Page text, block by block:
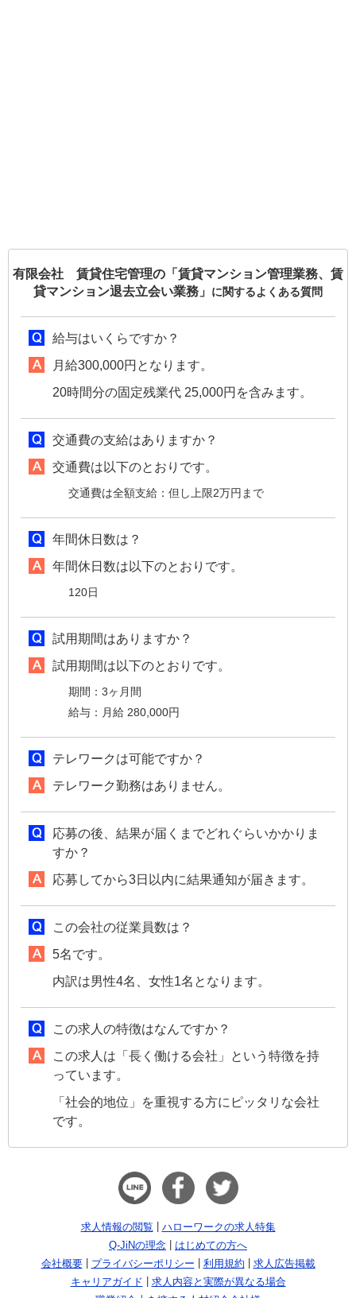
有限会社 賃貸住宅管理の「賃貸マンション管理業務、賃
貸マンション退去立会い業務」 に関するよくある質問
給与はいくらですか？
月給300,000円となります。
20時間分の固定残業代 25,000円を含みます。
交通費の支給はありますか？
交通費は以下のとおりです。
交通費は全額支給：但し上限2万円まで
年間休日数は？
年間休日数は以下のとおりです。
120日
試用期間はありますか？
試用期間は以下のとおりです。
期間：3ヶ月間
給与：月給 280,000円
テレワークは可能ですか？
テレワーク勤務はありません。
応募の後、結果が届くまでどれぐらいかかりま
すか？
応募してから3日以内に結果通知が届きます。
この会社の従業員数は？
5名です。
内訳は男性4名、女性1名となります。
この求人の特徴はなんですか？
この求人は「長く働ける会社」という特徴を持
っています。
「社会的地位」を重視する方にピッタリな会社
です。
求人情報の閲覧
ハローワークの求人特集
Q-JiNの理念
はじめての方へ
会社概要
プライバシーポリシー 利用規約
求人広告掲載
キャリアガイド
求人内容と実際が異なる場合